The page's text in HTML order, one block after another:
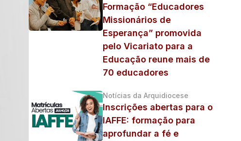
Formação “Educadores
Missionários de
Esperança” promovida
pelo Vicariato para a
Educação reune mais de
70 educadores
Notícias da Arquidiocese
Inscrições abertas para o
IAFFE: formação para
aprofundar a fé e